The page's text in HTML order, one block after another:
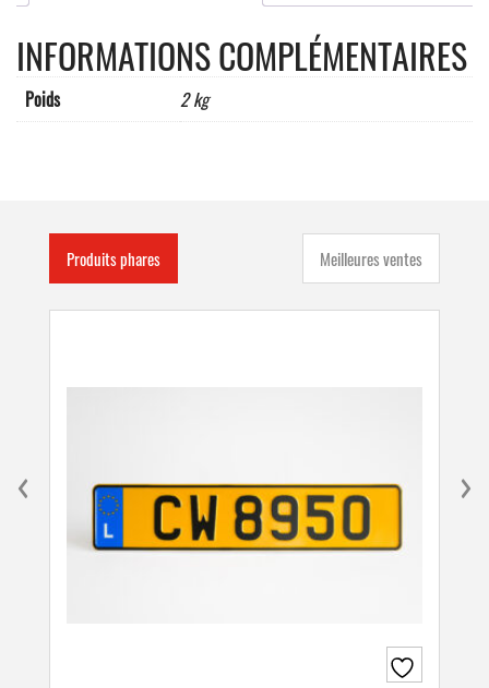
INFORMATIONS COMPLÉMENTAIRES
Poids 2 kg
Produits phares Meilleures ventes